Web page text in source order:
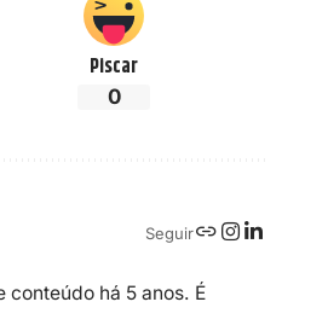
Piscar
0
Seguir
há 5 anos. É